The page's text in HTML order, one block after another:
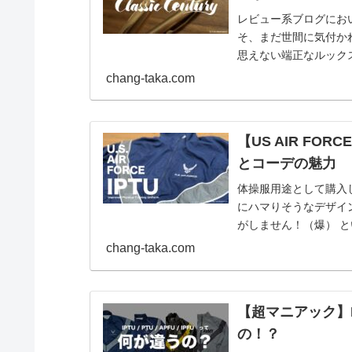
レビュー系ブログに
そ、まだ世間に気付
思えない端正なルッ
chang-taka.com
【US AIR
とコーデの魅力
体操服用途として購入
にハマりそうなデザ
がしません！（爆）
chang-taka.com
【超マニアック
の！？